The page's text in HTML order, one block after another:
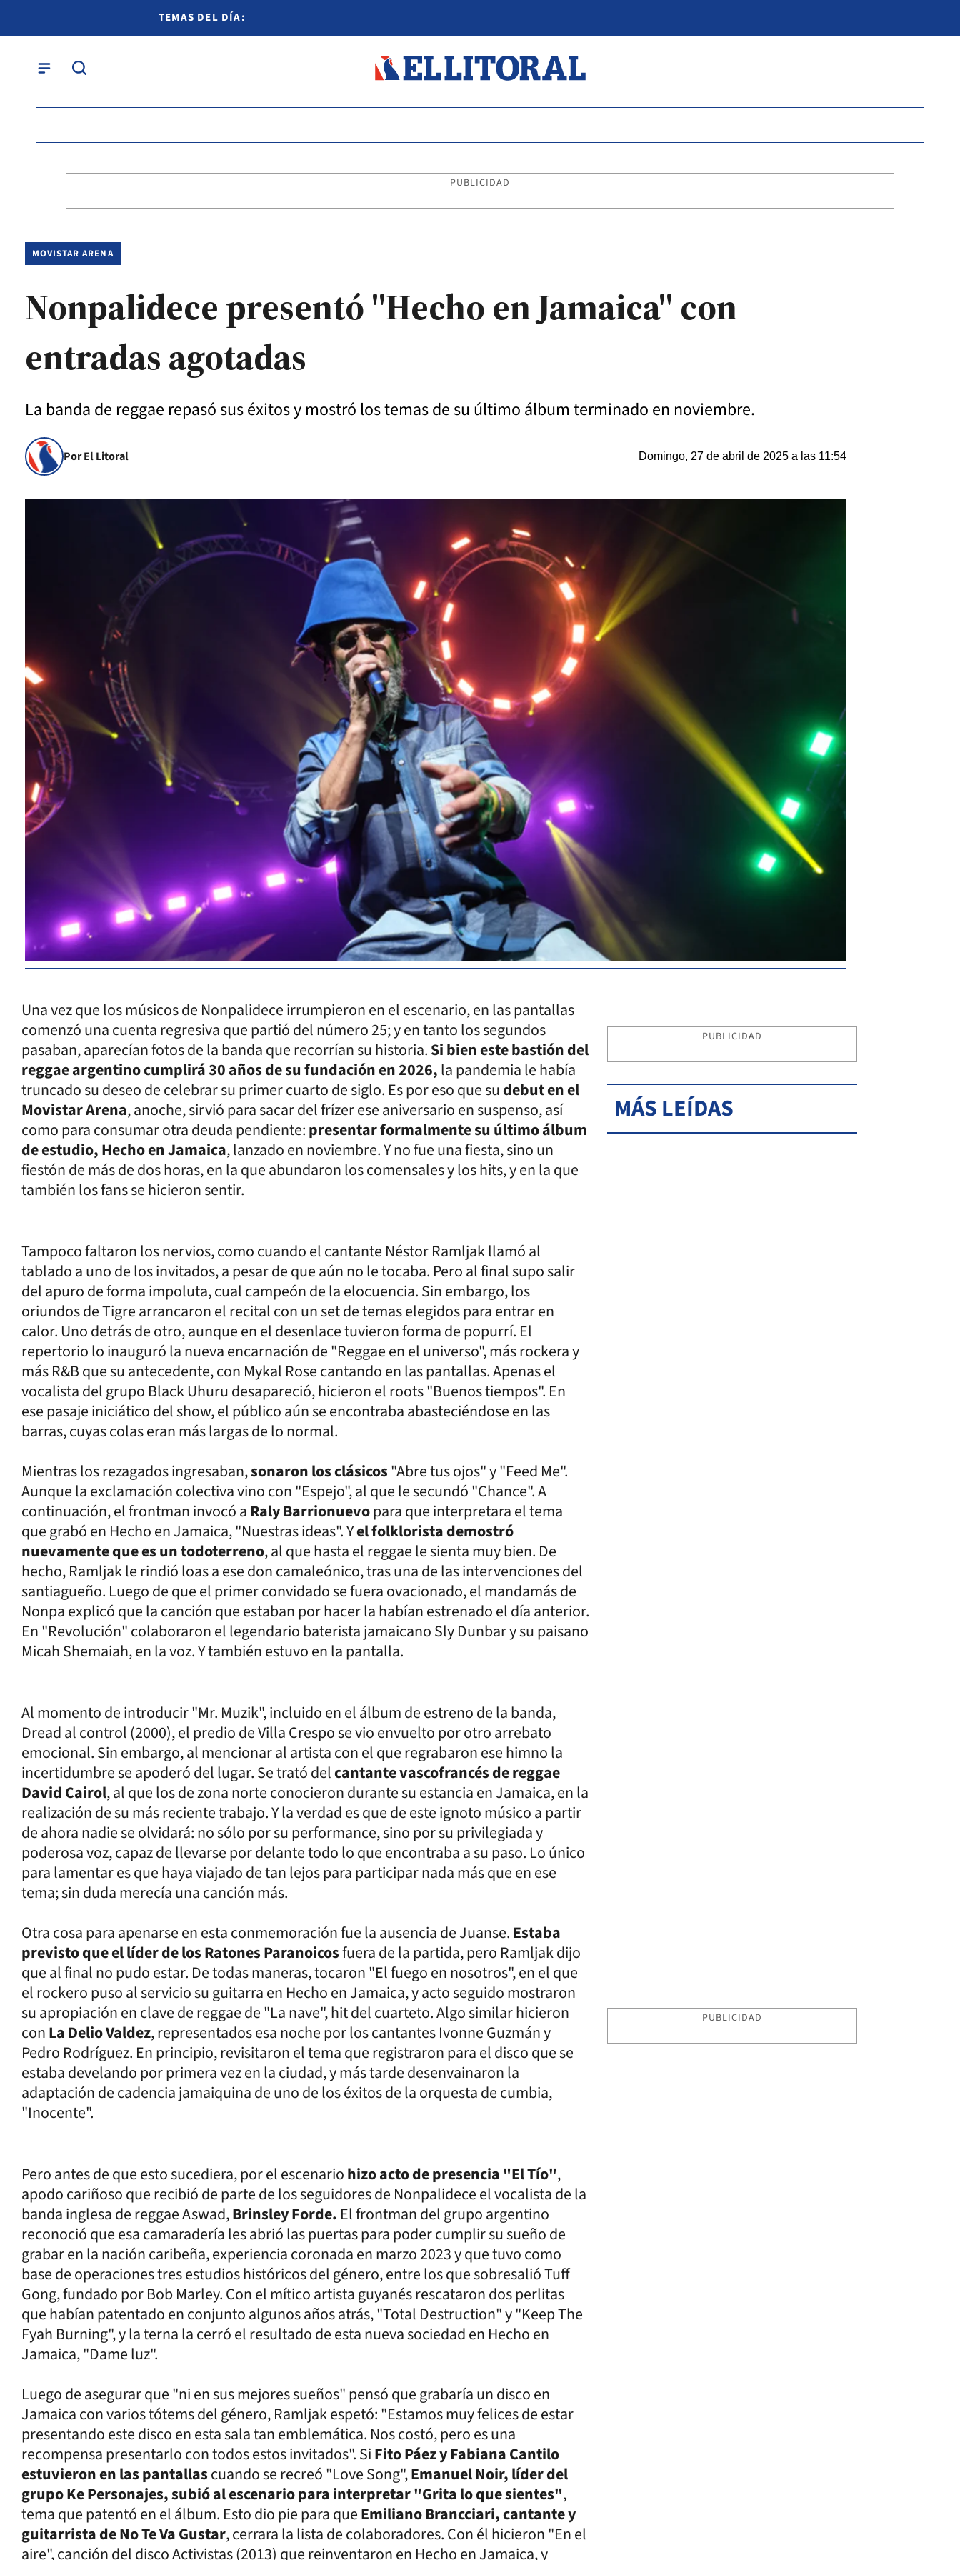
TEMAS DEL DÍA:
PUBLICIDAD
MOVISTAR ARENA
Nonpalidece presentó "Hecho en Jamaica" con
entradas agotadas
La banda de reggae repasó sus éxitos y mostró los temas de su último álbum terminado en noviembre.
Por El Litoral Domingo, 27 de abril de 2025 a las 11:54
Una vez que los músicos de Nonpalidece irrumpieron en el escenario, en las pantallas
comenzó una cuenta regresiva que partió del número 25; y en tanto los segundos
pasaban, aparecían fotos de la banda que recorrían su historia.Si bien este bastión del
reggae argentino cumplirá 30 años de su fundación en 2026,la pandemia le había
truncado su deseo de celebrar su primer cuarto de siglo. Es por eso que sudebut en el
Movistar Arena, anoche, sirvió para sacar del frízer ese aniversario en suspenso, así
como para consumar otra deuda pendiente:presentar formalmente su último álbum
de estudio, Hecho en Jamaica, lanzado en noviembre. Y no fue una fiesta, sino un
fiestón de más de dos horas, en la que abundaron los comensales y los hits, y en la que
también los fans se hicieron sentir.
Tampoco faltaron los nervios, como cuando el cantante Néstor Ramljak llamó al
tablado a uno de los invitados, a pesar de que aún no le tocaba. Pero al final supo salir
del apuro de forma impoluta, cual campeón de la elocuencia. Sin embargo, los
oriundos de Tigre arrancaron el recital con un set de temas elegidos para entrar en
calor. Uno detrás de otro, aunque en el desenlace tuvieron forma de popurrí. El
repertorio lo inauguró la nueva encarnación de "Reggae en el universo", más rockera y
más R&B que su antecedente, con Mykal Rose cantando en las pantallas. Apenas el
vocalista del grupo Black Uhuru desapareció, hicieron el roots "Buenos tiempos". En
ese pasaje iniciático del show, el público aún se encontraba abasteciéndose en las
barras, cuyas colas eran más largas de lo normal.
Mientras los rezagados ingresaban,sonaron los clásicos"Abre tus ojos" y "Feed Me".
Aunque la exclamación colectiva vino con "Espejo", al que le secundó "Chance". A
continuación, el frontman invocó aRaly Barrionuevopara que interpretara el tema
que grabó en Hecho en Jamaica, "Nuestras ideas". Yel folklorista demostró
nuevamente que es un todoterreno, al que hasta el reggae le sienta muy bien. De
hecho, Ramljak le rindió loas a ese don camaleónico, tras una de las intervenciones del
santiagueño. Luego de que el primer convidado se fuera ovacionado, el mandamás de
Nonpa explicó que la canción que estaban por hacer la habían estrenado el día anterior.
En "Revolución" colaboraron el legendario baterista jamaicano Sly Dunbar y su paisano
Micah Shemaiah, en la voz. Y también estuvo en la pantalla.
Al momento de introducir "Mr. Muzik", incluido en el álbum de estreno de la banda,
Dread al control (2000), el predio de Villa Crespo se vio envuelto por otro arrebato
emocional. Sin embargo, al mencionar al artista con el que regrabaron ese himno la
incertidumbre se apoderó del lugar. Se trató delcantante vascofrancés de reggae
David Cairol, al que los de zona norte conocieron durante su estancia en Jamaica, en la
realización de su más reciente trabajo. Y la verdad es que de este ignoto músico a partir
de ahora nadie se olvidará: no sólo por su performance, sino por su privilegiada y
poderosa voz, capaz de llevarse por delante todo lo que encontraba a su paso. Lo único
para lamentar es que haya viajado de tan lejos para participar nada más que en ese
tema; sin duda merecía una canción más.
Otra cosa para apenarse en esta conmemoración fue la ausencia de Juanse.Estaba
previsto que el líder de los Ratones Paranoicosfuera de la partida, pero Ramljak dijo
que al final no pudo estar. De todas maneras, tocaron "El fuego en nosotros", en el que
el rockero puso al servicio su guitarra en Hecho en Jamaica, y acto seguido mostraron
su apropiación en clave de reggae de "La nave", hit del cuarteto. Algo similar hicieron
conLa Delio Valdez, representados esa noche por los cantantes Ivonne Guzmán y
Pedro Rodríguez. En principio, revisitaron el tema que registraron para el disco que se
estaba develando por primera vez en la ciudad, y más tarde desenvainaron la
adaptación de cadencia jamaiquina de uno de los éxitos de la orquesta de cumbia,
"Inocente".
Pero antes de que esto sucediera, por el escenariohizo acto de presencia "El Tío",
apodo cariñoso que recibió de parte de los seguidores de Nonpalidece el vocalista de la
banda inglesa de reggae Aswad,Brinsley Forde. El frontman del grupo argentino
reconoció que esa camaradería les abrió las puertas para poder cumplir su sueño de
grabar en la nación caribeña, experiencia coronada en marzo 2023 y que tuvo como
base de operaciones tres estudios históricos del género, entre los que sobresalió Tuff
Gong, fundado por Bob Marley. Con el mítico artista guyanés rescataron dos perlitas
que habían patentado en conjunto algunos años atrás, "Total Destruction" y "Keep The
Fyah Burning", y la terna la cerró el resultado de esta nueva sociedad en Hecho en
Jamaica, "Dame luz".
Luego de asegurar que "ni en sus mejores sueños" pensó que grabaría un disco en
Jamaica con varios tótems del género, Ramljak espetó: "Estamos muy felices de estar
presentando este disco en esta sala tan emblemática. Nos costó, pero es una
recompensa presentarlo con todos estos invitados". SiFito Páez y Fabiana Cantilo
estuvieron en las pantallascuando se recreó "Love Song",Emanuel Noir, líder del
grupo Ke Personajes, subió al escenario para interpretar "Grita lo que sientes",
tema que patentó en el álbum. Esto dio pie para queEmiliano Brancciari, cantante y
guitarrista de No Te Va Gustar, cerrara la lista de colaboradores. Con él hicieron "En el
aire", canción del disco Activistas (2013) que reinventaron en Hecho en Jamaica, y
PUBLICIDAD
MÁS LEÍDAS
PUBLICIDAD